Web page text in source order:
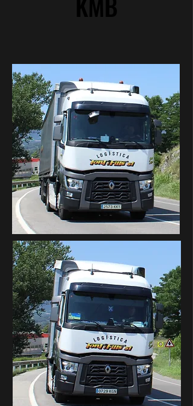
2573 -
KKY
0729 -
KGN